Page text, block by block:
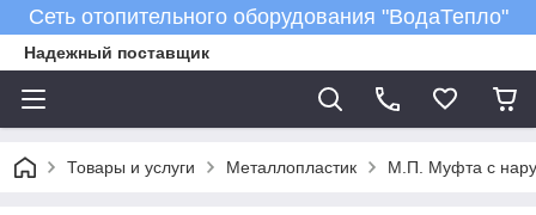
Сеть отопительного оборудования "ВодаТепло"
Надежный поставщик
Товары и услуги Металлопластик М.П. Муфта с